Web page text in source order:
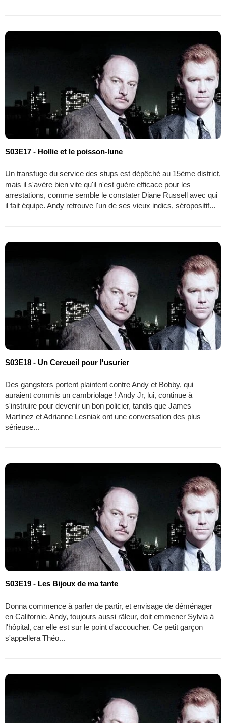
S03E17 - Hollie et le poisson-lune
Un transfuge du service des stups est dépêché au 15ème district,
mais il s'avère bien vite qu'il n'est guère efficace pour les
arrestations, comme semble le constater Diane Russell avec qui
il fait équipe. Andy retrouve l'un de ses vieux indics, séropositif...
S03E18 - Un Cercueil pour l'usurier
Des gangsters portent plaintent contre Andy et Bobby, qui
auraient commis un cambriolage ! Andy Jr, lui, continue à
s'instruire pour devenir un bon policier, tandis que James
Martinez et Adrianne Lesniak ont une conversation des plus
sérieuse...
S03E19 - Les Bijoux de ma tante
Donna commence à parler de partir, et envisage de déménager
en Californie. Andy, toujours aussi râleur, doit emmener Sylvia à
l'hôpital, car elle est sur le point d'accoucher. Ce petit garçon
s'appellera Théo...